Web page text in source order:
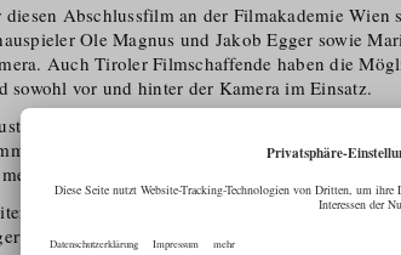
diesen Abschlussfilm an der Filmakademie
Ole Magnus und Jakob Egger sowie
Auch Tiroler Filmschaffende haben die
sowohl vor und hinter der Kamera im Einsatz.
erzählt die Geschichte eines
und in eine ganz neue Welt geworfen wird.
gemeinsam haben als gedacht.
Informationen und Fotos zur Produktion
werden.